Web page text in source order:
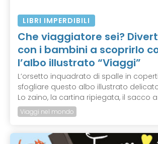
LIBRI IMPERDIBILI
Che viaggiatore sei?
con i bambini a scoprirlo
l’albo illustrato “Viaggi”
L’orsetto inquadrato di spalle in
sfogliare questo albo illustrato
Lo zaino, la cartina ripiegata, il sacco a
Viaggi nel mondo